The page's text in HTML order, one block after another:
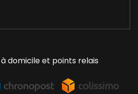
domicile et points relais